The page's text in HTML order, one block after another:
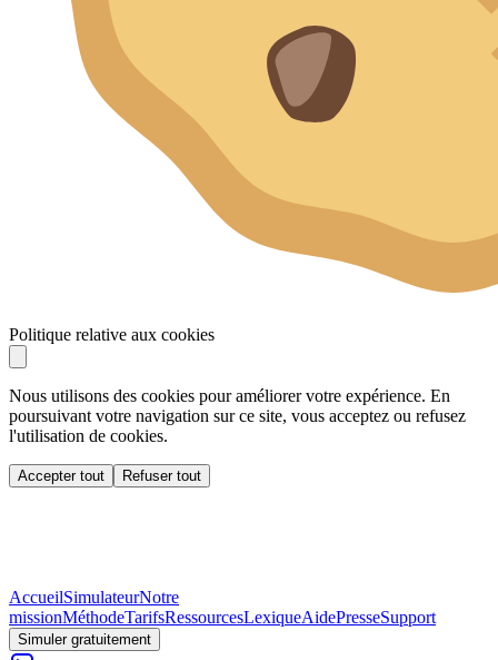
Politique relative aux cookies
Nous utilisons des cookies pour améliorer votre expérience. En
poursuivant votre navigation sur ce site, vous acceptez ou refusez
l'utilisation de cookies.
Accepter tout Refuser tout
AccueilSimulateurNotre
missionMéthodeTarifsRessourcesLexiqueAidePresseSupport
Simuler gratuitement